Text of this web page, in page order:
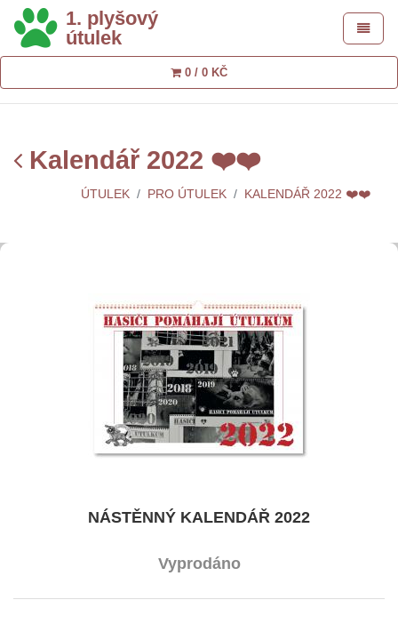
1. plyšový
útulek
Toggle
0 / 0 KČ
Kalendář 2022 ❤️❤️
ÚTULEK PRO ÚTULEK KALENDÁŘ 2022 ❤️❤️
NÁSTĚNNÝ KALENDÁŘ 2022
Vyprodáno